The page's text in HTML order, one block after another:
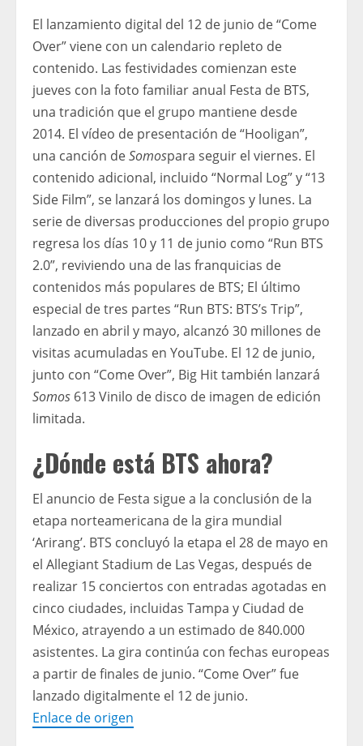
El lanzamiento digital del 12 de junio de “Come
Over” viene con un calendario repleto de
contenido. Las festividades comienzan este
jueves con la foto familiar anual Festa de BTS,
una tradición que el grupo mantiene desde
2014. El vídeo de presentación de “Hooligan”,
una canción deSomospara seguir el viernes. El
contenido adicional, incluido “Normal Log” y “13
Side Film”, se lanzará los domingos y lunes. La
serie de diversas producciones del propio grupo
regresa los días 10 y 11 de junio como “Run BTS
2.0”, reviviendo una de las franquicias de
contenidos más populares de BTS; El último
especial de tres partes “Run BTS: BTS’s Trip”,
lanzado en abril y mayo, alcanzó 30 millones de
visitas acumuladas en YouTube. El 12 de junio,
junto con “Come Over”, Big Hit también lanzará
Somos 613 Vinilo de disco de imagen de edición
limitada.
¿Dónde está BTS ahora?
El anuncio de Festa sigue a la conclusión de la
etapa norteamericana de la gira mundial
‘Arirang’. BTS concluyó la etapa el 28 de mayo en
el Allegiant Stadium de Las Vegas, después de
realizar 15 conciertos con entradas agotadas en
cinco ciudades, incluidas Tampa y Ciudad de
México, atrayendo a un estimado de 840.000
asistentes. La gira continúa con fechas europeas
a partir de finales de junio. “Come Over” fue
lanzado digitalmente el 12 de junio.
Enlace de origen